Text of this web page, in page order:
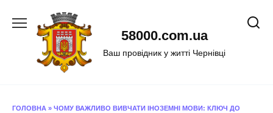
58000.com.ua
Ваш провідник у житті Чернівці
ГОЛОВНА » ЧОМУ ВАЖЛИВО ВИВЧАТИ ІНОЗЕМНІ МОВИ: КЛЮЧ ДО